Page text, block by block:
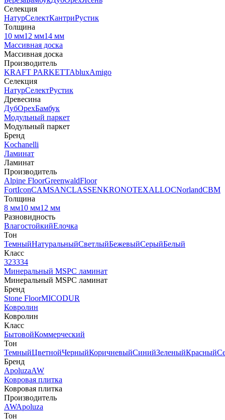
Селекция
НатурСелектКантриРустик
Толщина
10 мм12 мм14 мм
Массивная доска
Массивная доска
Производитель
KRAFT PARKETTAbluxAmigo
Селекция
НатурСелектРустик
Древесина
ДубОрехБамбук
Модульный паркет
Модульный паркет
Бренд
Kochanelli
Ламинат
Ламинат
Производитель
Alpine FloorGreenwaldFloor
FortIconCAMSANCLASSENKRONOTEXALLOCNorlandCBM
Толщина
8 мм10 мм12 мм
Разновидность
ВлагостойкийЕлочка
Тон
ТемныйНатуральныйСветлыйБежевыйСерыйБелый
Класс
323334
Минеральный MSPC ламинат
Минеральный MSPC ламинат
Бренд
Stone FloorMICODUR
Ковролин
Ковролин
Класс
БытовойКоммерческий
Тон
ТемныйЦветнойЧерныйКоричневыйСинийЗеленыйКрасный
Бренд
ApoluzaAW
Ковровая плитка
Ковровая плитка
Производитель
AWApoluza
Тон